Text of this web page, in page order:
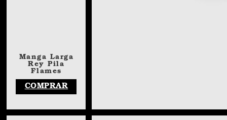
Manga Larga
Rey Pila
Flames
COMPRAR